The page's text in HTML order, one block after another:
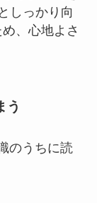
しっかり向
、心地よさ
う
のうちに読